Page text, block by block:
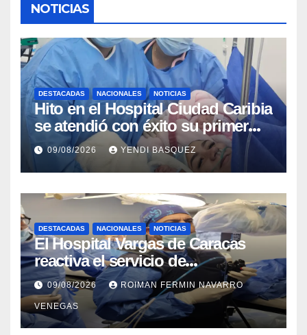
NOTICIAS
DESTACADAS NACIONALES NOTICIAS
Hito en el Hospital Ciudad Caribia
se atendió con éxito su primer
parto gemelar
09/08/2026 YENDI BASQUEZ
DESTACADAS NACIONALES NOTICIAS
El Hospital Vargas de Caracas
reactiva el servicio de
Colangiopancreatografía
Retrógrada Endoscópica para
beneficiar a cientos de pacientes
09/08/2026 ROIMAN FERMIN NAVARRO
VENEGAS